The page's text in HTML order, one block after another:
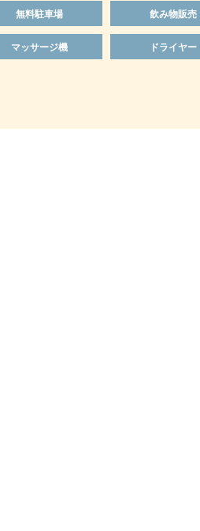
無料駐車場 飲み物販売
マッサージ機 ドライヤー